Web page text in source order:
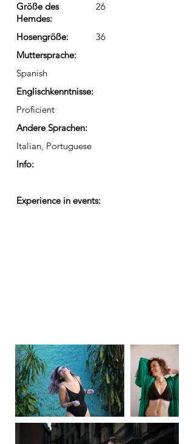
Größe des
Hemdes:
26
Hosengröße:
36
Muttersprache:
Spanish
Englischkenntnisse:
Proficient
Andere Sprachen:
Italian, Portuguese
Info:
Experience in events: